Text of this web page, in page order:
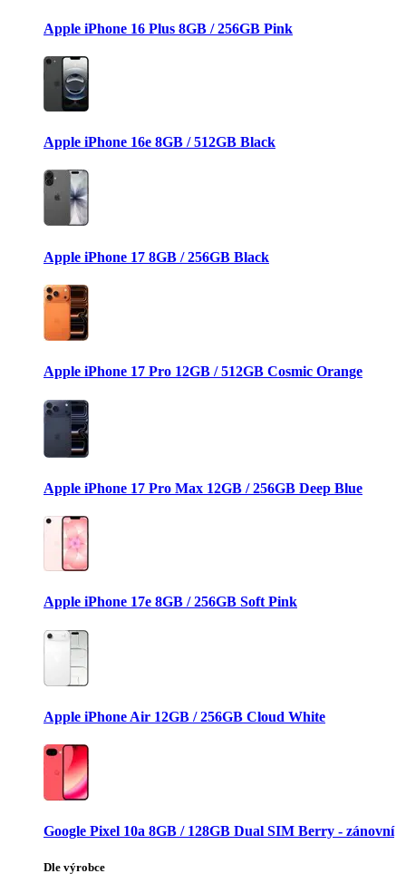
Apple iPhone 16 Plus 8GB / 256GB Pink
Apple iPhone 16e 8GB / 512GB Black
Apple iPhone 17 8GB / 256GB Black
Apple iPhone 17 Pro 12GB / 512GB Cosmic Orange
Apple iPhone 17 Pro Max 12GB / 256GB Deep Blue
Apple iPhone 17e 8GB / 256GB Soft Pink
Apple iPhone Air 12GB / 256GB Cloud White
Google Pixel 10a 8GB / 128GB Dual SIM Berry - zánovní
Dle výrobce